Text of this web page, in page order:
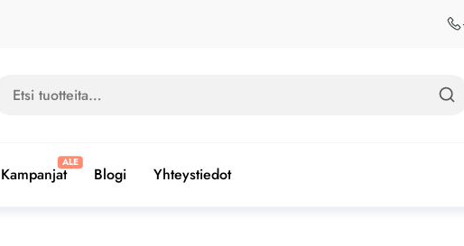
Etsi:
Kampanjat Blogi Yhteystiedot